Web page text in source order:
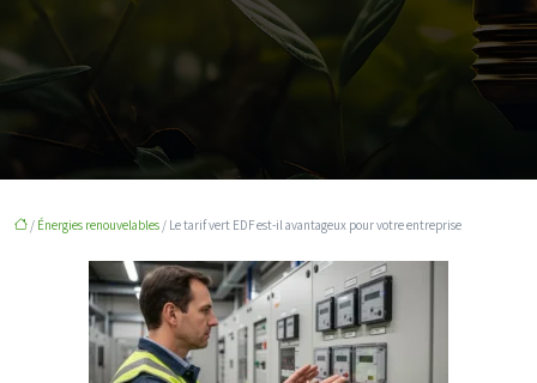
/ Énergies renouvelables / Le tarif vert EDF est-il avantageux pour votre entreprise